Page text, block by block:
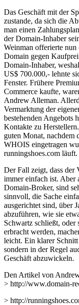
Das Geschäft mit der
zustande, da sich die
man einen
der Domain-Inhaber
Weinman offerierte nun
Domain gegen
Domain-Inhaber,
US$ 700.000,- lehnte
Fenster. Frühere
Commerce kaufte,
Andrew Alleman.
Vermarktung der
bestehenden Angebots
Kontakte zu
guten Monat, nachdem
WHOIS eingetragen
runningshoes.com läuft.
Der Fall zeigt, dass
immer einfach ist. Aber
Domain-Broker, sind
sinnvoll, die Sache
ausgerichtet sind, über
abzuführen, wie sie
Schwartz schließt, oder
erbracht werden,
leicht. Ein klarer
sondern in der Regel
Geschäft abzuwickeln.
Den Artikel von
> http://www.domain-
> http://